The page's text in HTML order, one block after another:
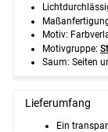
Motiv:
Motivgruppe:
Saum: Seiten
Lieferumfang
Ein